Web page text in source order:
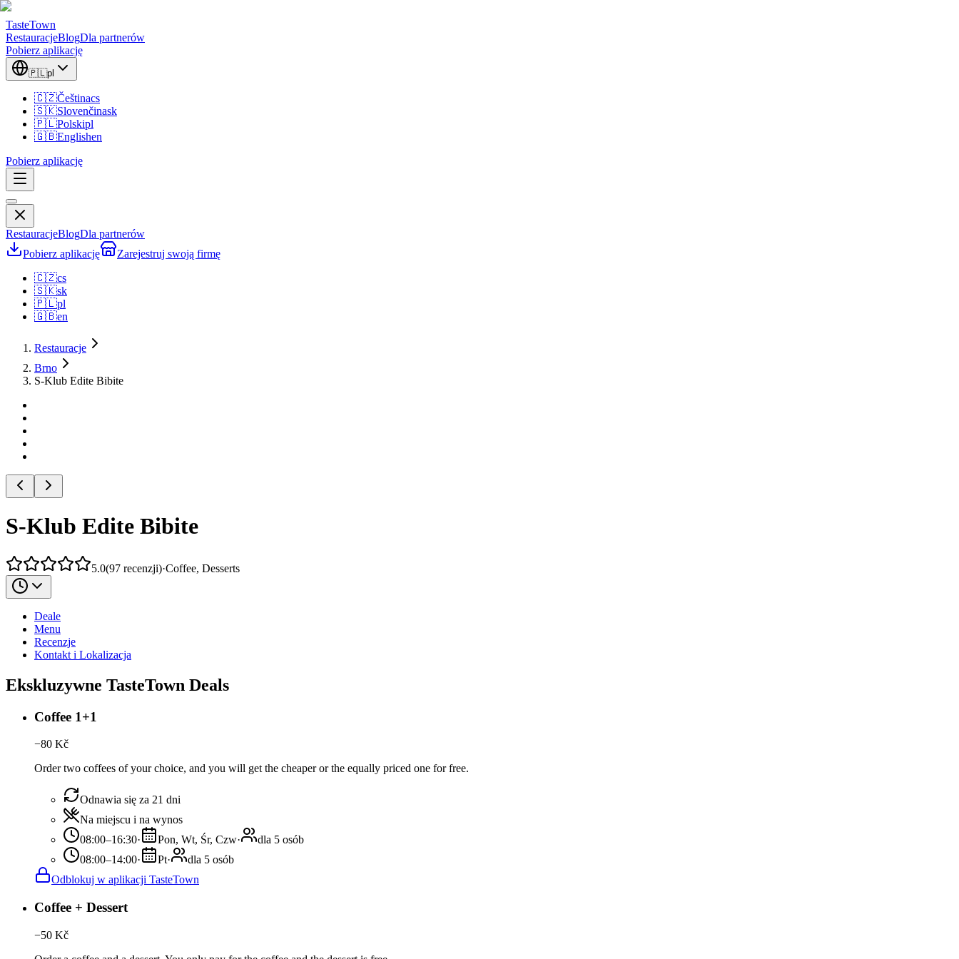
TasteTown
RestauracjeBlogDla partnerów
Pobierz aplikację
🇵🇱pl
🇨🇿Češtinacs
🇸🇰Slovenčinask
🇵🇱Polskipl
🇬🇧Englishen
Pobierz aplikację
RestauracjeBlogDla partnerów
Pobierz aplikację
Zarejestruj swoją firmę
🇨🇿cs
🇸🇰sk
🇵🇱pl
🇬🇧en
Restauracje
Brno
S-Klub Edite Bibite
S-Klub Edite Bibite
5.0(97 recenzji)·Coffee, Desserts
Deale
Menu
Recenzje
Kontakt i Lokalizacja
Ekskluzywne TasteTown Deals
Coffee 1+1
−80 Kč
Order two coffees of your choice, and you will get the cheaper or the equally priced one for free.
Odnawia się za 21 dni
Na miejscu i na wynos
08:00–16:30· Pon, Wt, Śr, Czw·
dla 5 osób
08:00–14:00· Pt·
dla 5 osób
Odblokuj w aplikacji TasteTown
Coffee + Dessert
−50 Kč